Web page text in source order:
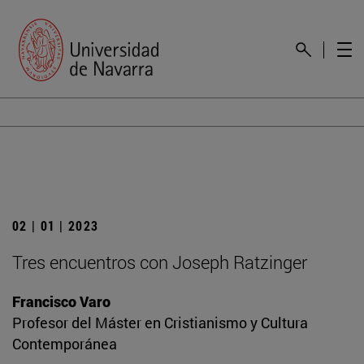
02 | 01 | 2023
Tres encuentros con Joseph Ratzinger
Francisco Varo
Profesor del Máster en Cristianismo y Cultura
Contemporánea